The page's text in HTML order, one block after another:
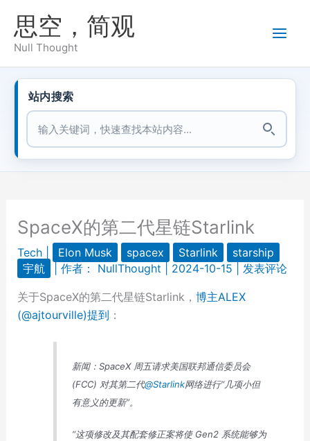
思空，简观
Null Thought
站内搜索
站内搜索
SpaceX的第二代星链Starlink
Tech| Elon Musk spacex Starlink
starship
宇航
| 作者： NullThought 2024-10-15 发表评论
关于SpaceX的第二代星链Starlink， 博主ALEX
(@ajtourville)提到 ：
新闻：SpaceX 周五请求美国联邦通信委员会
(FCC) 对其第二代@Starlink网络进行“几项小但
有意义的更新”。
“这项修改及其配套修正案将使 Gen2 系统能够为